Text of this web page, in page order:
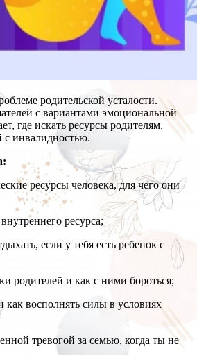
родительской усталости.
с вариантами эмоциональной
где искать ресурсы родителям,
инвалидностью.
ресурсы человека, для чего они
ресурса;
если у тебя есть ребенок с
родителей и как с ними бороться;
как восполнять силы в условиях
тревогой за семью, когда ты не